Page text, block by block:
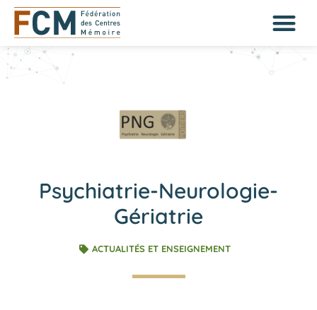
Psychiatrie-Neurologie-
Gériatrie
ACTUALITÉS ET ENSEIGNEMENT